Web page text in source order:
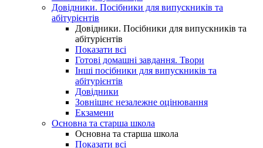
Довідники. Посібники для випускників та
абітурієнтів
Довідники. Посібники для випускників та
абітурієнтів
Показати всі
Готові домашні завдання. Твори
Інші посібники для випускників та
абітурієнтів
Довідники
Зовнішнє незалежне оцінювання
Екзамени
Основна та старша школа
Основна та старша школа
Показати всі